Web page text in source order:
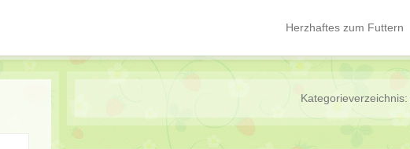
Hauptmenü
Springe zum Inhalt
Herzhaftes zum Futtern
Kategorieverzeichnis: